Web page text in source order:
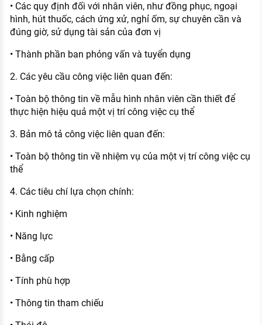
• Các quy định đối với nhân viên, như đồng phục, ngoại
hình, hút thuốc, cách ứng xử, nghỉ ốm, sự chuyên cần và
đúng giờ, sử dụng tài sản của đơn vị
• Thành phần ban phỏng vấn và tuyển dụng
2. Các yêu cầu công việc liên quan đến:
• Toàn bộ thông tin về mẫu hình nhân viên cần thiết để
thực hiện hiệu quả một vị trí công việc cụ thể
3. Bản mô tả công việc liên quan đến:
• Toàn bộ thông tin về nhiệm vụ của một vị trí công việc cụ
thể
4. Các tiêu chí lựa chọn chính:
• Kinh nghiệm
• Năng lực
• Bằng cấp
• Tính phù hợp
• Thông tin tham chiếu